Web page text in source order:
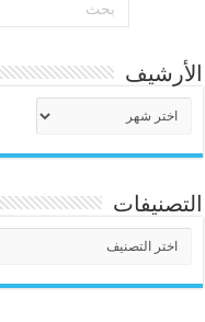
الأرشيف
التصنيفات